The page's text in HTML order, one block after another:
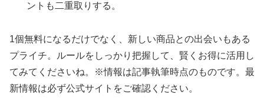
ントも二重取りする。
1個無料になるだけでなく、新しい商品との出会いもある
プライチ。ルールをしっかり把握して、賢くお得に活用し
てみてくださいね。※情報は記事執筆時点のものです。最
新情報は必ず公式サイトをご確認ください。